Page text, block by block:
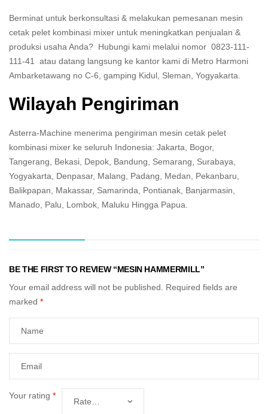
Berminat untuk berkonsultasi & melakukan pemesanan mesin
cetak pelet kombinasi mixer untuk meningkatkan penjualan &
produksi usaha Anda? Hubungi kami melalui nomor 0823-111-
111-41 atau datang langsung ke kantor kami di Metro Harmoni
Ambarketawang no C-6, gamping Kidul, Sleman, Yogyakarta.
Wilayah Pengiriman
Asterra-Machine menerima pengiriman mesin cetak pelet
kombinasi mixer ke seluruh Indonesia: Jakarta, Bogor,
Tangerang, Bekasi, Depok, Bandung, Semarang, Surabaya,
Yogyakarta, Denpasar, Malang, Padang, Medan, Pekanbaru,
Balikpapan, Makassar, Samarinda, Pontianak, Banjarmasin,
Manado, Palu, Lombok, Maluku Hingga Papua.
BE THE FIRST TO REVIEW “MESIN HAMMERMILL”
Your email address will not be published. Required fields are
marked *
Your rating *